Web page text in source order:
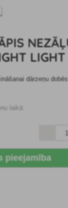
LIGHT
dārzeņu
laikā:
pieejamība